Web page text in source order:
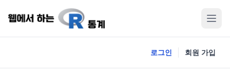
로그인 회원 가입